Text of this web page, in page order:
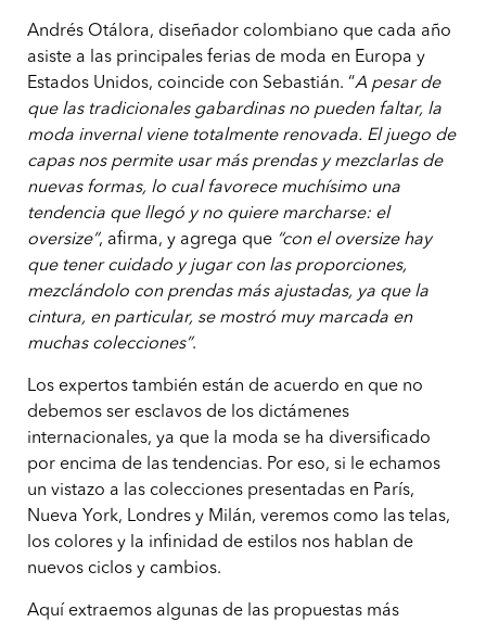
Andrés Otálora, diseñador colombiano que cada año
asiste a las principales ferias de moda en Europa y
Estados Unidos, coincide con Sebastián. “A pesar de
que las tradicionales gabardinas no pueden faltar, la
moda invernal viene totalmente renovada. El juego de
capas nos permite usar más prendas y mezclarlas de
nuevas formas, lo cual favorece muchísimo una
tendencia que llegó y no quiere marcharse: el
oversize”, afirma, y agrega que “con el oversize hay
que tener cuidado y jugar con las proporciones,
mezclándolo con prendas más ajustadas, ya que la
cintura, en particular, se mostró muy marcada en
muchas colecciones”.
Los expertos también están de acuerdo en que no
debemos ser esclavos de los dictámenes
internacionales, ya que la moda se ha diversificado
por encima de las tendencias. Por eso, si le echamos
un vistazo a las colecciones presentadas en París,
Nueva York, Londres y Milán, veremos como las telas,
los colores y la infinidad de estilos nos hablan de
nuevos ciclos y cambios.
Aquí extraemos algunas de las propuestas más